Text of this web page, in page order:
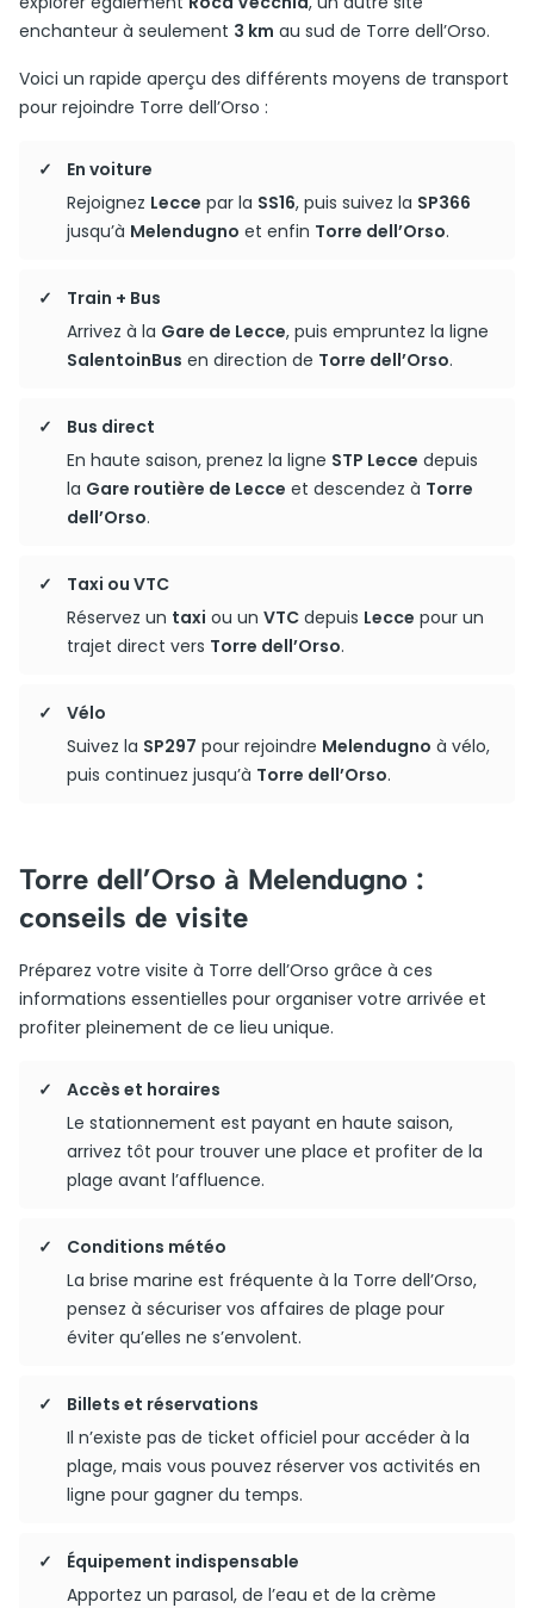
enchanteur à seulement 3 km au sud de Torre dell’Orso.
Voici un rapide aperçu des différents moyens de transport
pour rejoindre Torre dell’Orso :
En voiture
Rejoignez Lecce par la SS16, puis suivez la SP366
jusqu’à Melendugno et enfin Torre dell’Orso.
Train + Bus
Arrivez à la Gare de Lecce, puis empruntez la ligne
SalentoinBus en direction de Torre dell’Orso.
Bus direct
En haute saison, prenez la ligne STP Lecce depuis
la Gare routière de Lecce et descendez à Torre
dell’Orso.
Taxi ou VTC
Réservez un taxi ou un VTC depuis Lecce pour un
trajet direct vers Torre dell’Orso.
Vélo
Suivez la SP297 pour rejoindre Melendugno à vélo,
puis continuez jusqu’à Torre dell’Orso.
Torre dell’Orso à Melendugno :
conseils de visite
Préparez votre visite à Torre dell’Orso grâce à ces
informations essentielles pour organiser votre arrivée et
profiter pleinement de ce lieu unique.
Accès et horaires
Le stationnement est payant en haute saison,
arrivez tôt pour trouver une place et profiter de la
plage avant l’affluence.
Conditions météo
La brise marine est fréquente à la Torre dell’Orso,
pensez à sécuriser vos affaires de plage pour
éviter qu’elles ne s’envolent.
Billets et réservations
Il n’existe pas de ticket officiel pour accéder à la
plage, mais vous pouvez réserver vos activités en
ligne pour gagner du temps.
Équipement indispensable
Apportez un parasol, de l’eau et de la crème